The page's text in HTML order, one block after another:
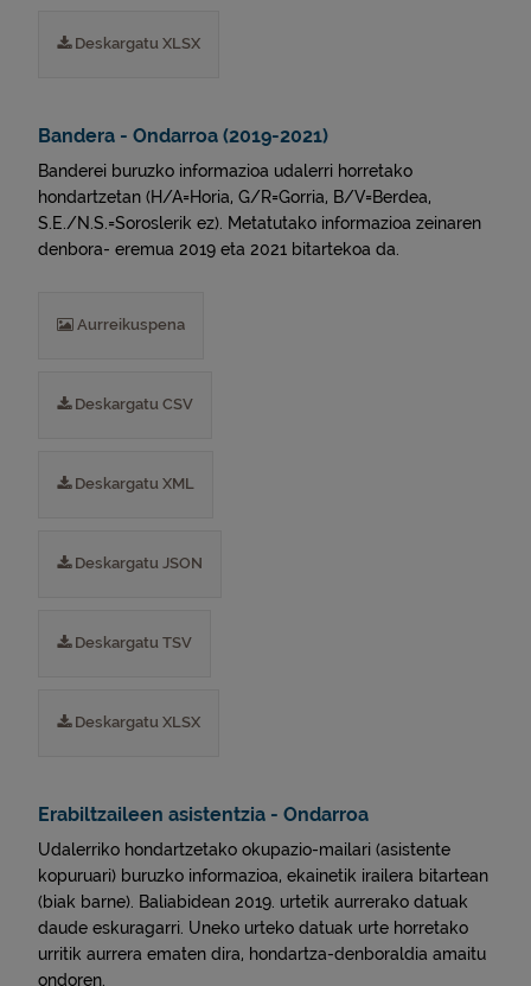
Deskargatu XLSX
Bandera - Ondarroa (2019-2021)
Banderei buruzko informazioa udalerri horretako
hondartzetan (H/A=Horia, G/R=Gorria, B/V=Berdea,
S.E./N.S.=Soroslerik ez). Metatutako informazioa zeinaren
denbora- eremua 2019 eta 2021 bitartekoa da.
Aurreikuspena
Deskargatu CSV
Deskargatu XML
Deskargatu JSON
Deskargatu TSV
Deskargatu XLSX
Erabiltzaileen asistentzia - Ondarroa
Udalerriko hondartzetako okupazio-mailari (asistente
kopuruari) buruzko informazioa, ekainetik irailera bitartean
(biak barne). Baliabidean 2019. urtetik aurrerako datuak
daude eskuragarri. Uneko urteko datuak urte horretako
urritik aurrera ematen dira, hondartza-denboraldia amaitu
ondoren.